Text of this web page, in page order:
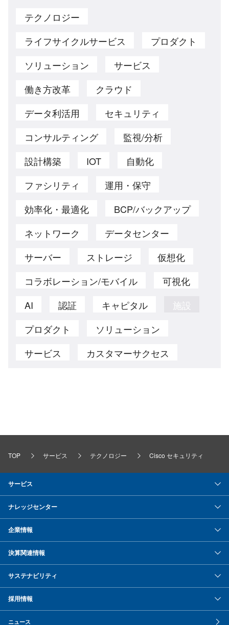
テクノロジー
ライフサイクルサービス
プロダクト
ソリューション
サービス
働き方改革
クラウド
データ利活用
セキュリティ
コンサルティング
監視/分析
設計構築
IOT
自動化
ファシリティ
運用・保守
効率化・最適化
BCP/バックアップ
ネットワーク
データセンター
サーバー
ストレージ
仮想化
コラボレーション/モバイル
可視化
AI
認証 キャピタル
施設
プロダクト
ソリューション
サービス
カスタマーサクセス
TOP サービス テクノロジー Cisco セキュリティ
サービス
ナレッジセンター
企業情報
決算関連情報
サステナビリティ
採用情報
ニュース